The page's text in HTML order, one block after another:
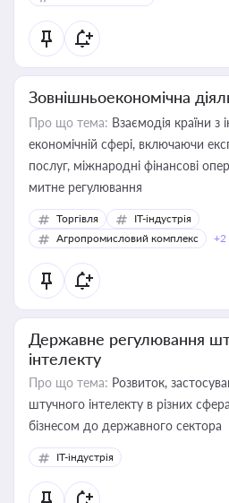
Зовнішньоекономічна
Про що тема: Взаємодія країни
економічній сфері, включаючи
послуг, міжнародні фінансові
митне регулювання
Торгівля
IT-індустрія
Агропромисловий комплекс
+2
Державне регулювання
інтелекту
Про що тема: Розвиток,
штучного інтелекту в різних
бізнесом до державного сектора
IT-індустрія